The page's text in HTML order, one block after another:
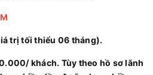
trị tối thiểu 06 tháng).
khách. Tùy theo hồ sơ lãnh